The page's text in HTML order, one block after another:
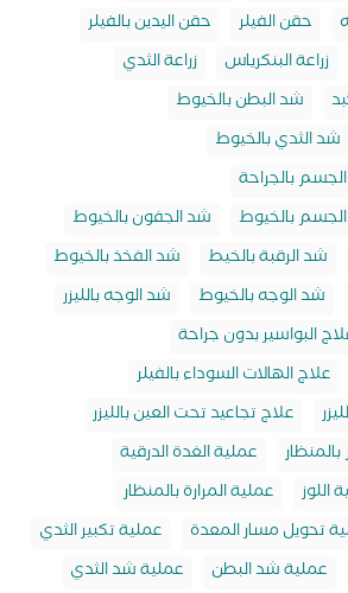
حقن الفيلر
حقن اليدين بالفيلر
زراعة البنكرياس
زراعة الثدي
شد البطن بالخيوط
شد الثدي بالخيوط
بالجراحة
بالخيوط
شد الجفون بالخيوط
شد الرقبة بالخيط
شد الفخذ بالخيوط
شد الوجه بالخيوط
شد الوجه بالليزر
البواسير بدون جراحة
علاج الهالات السوداء بالفيلر
علاج تجاعيد تحت العين بالليزر
عملية الغدة الدرقية
اللوز
عملية المرارة بالمنظار
تحويل مسار المعدة
عملية تكبير الثدي
عملية شد البطن
عملية شد الثدي